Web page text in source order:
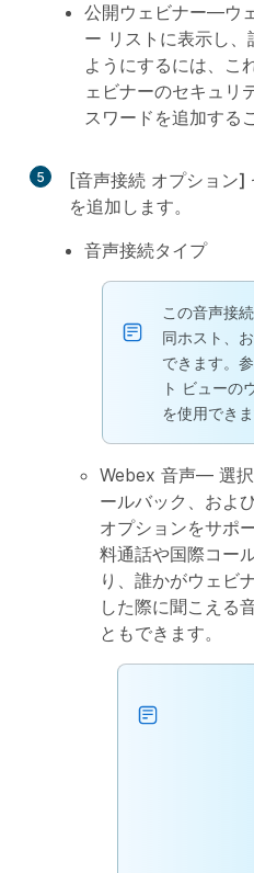
公開ウェビナー—ウ
ー リストに表示し
ようにするには、こ
ェビナーのセキュリ
スワードを追加する
5 [音声接続 オプション]
を追加します。
音声接続タイプ
この音声接
同ホスト、
できます。
ト ビューの
を使用できま
Webex 音声— 選択
ールバック、およ
オプションをサポ
料通話や国際コー
り、誰かがウェビ
した際に聞こえる
ともできます。